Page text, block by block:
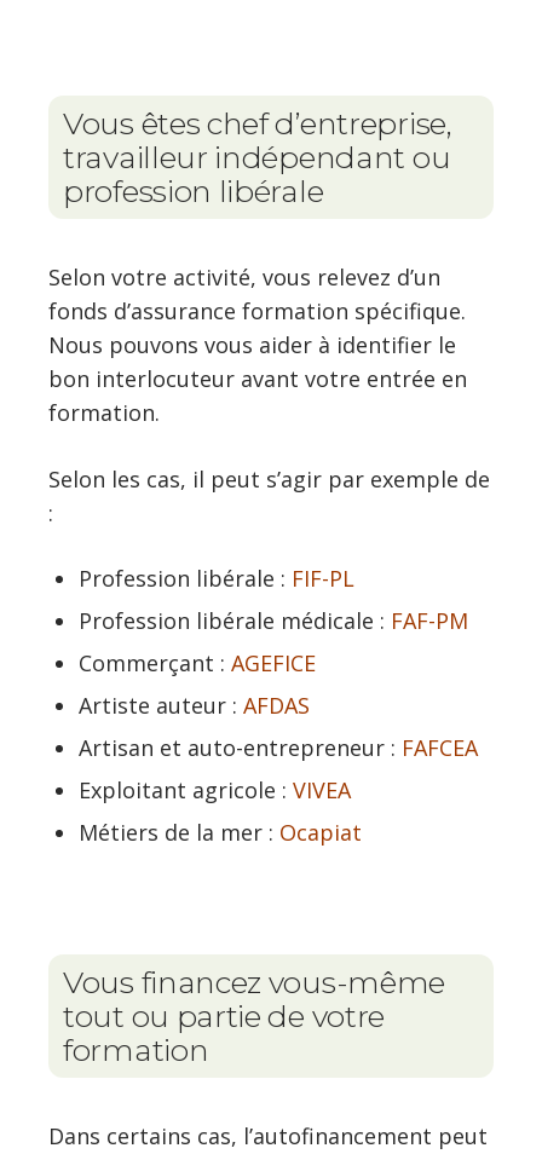
Vous êtes chef d’entreprise,
travailleur indépendant ou
profession libérale
Selon votre activité, vous relevez d’un
fonds d’assurance formation spécifique.
Nous pouvons vous aider à identifier le
bon interlocuteur avant votre entrée en
formation.
Selon les cas, il peut s’agir par exemple de
:
Profession libérale : FIF-PL
Profession libérale médicale : FAF-PM
Commerçant :AGEFICE
Artiste auteur :AFDAS
Artisan et auto-entrepreneur : FAFCEA
Exploitant agricole :VIVEA
Métiers de la mer : Ocapiat
Vous financez vous-même
tout ou partie de votre
formation
Dans certains cas, l’autofinancement peut